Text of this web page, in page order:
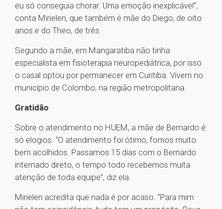
eu só conseguia chorar. Uma emoção inexplicável”,
conta Mirielen, que também é mãe do Diego, de oito
anos e do Theo, de três.
Segundo a mãe, em Mangaratiba não tinha
especialista em fisioterapia neuropediátrica, por isso
o casal optou por permanecer em Curitiba. Vivem no
município de Colombo, na região metropolitana.
Gratidão
Sobre o atendimento no HUEM, a mãe de Bernardo é
só elogios. “O atendimento foi ótimo, fomos muito
bem acolhidos. Passamos 15 dias com o Bernardo
internado direto, o tempo todo recebemos muita
atenção de toda equipe”, diz ela.
Mirielen acredita que nada é por acaso. “Para mim